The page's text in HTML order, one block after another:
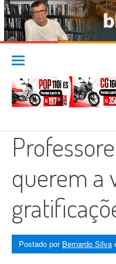
Skip
content
querem a
Postado por Bernardo Silva